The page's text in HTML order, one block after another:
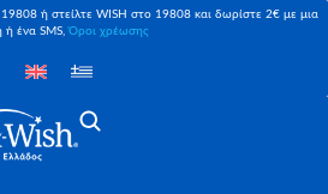
ή στείλτε WISH στο 19808 και δωρίστε 2€ με μια
ή ένα SMS,Όροι χρέωσης